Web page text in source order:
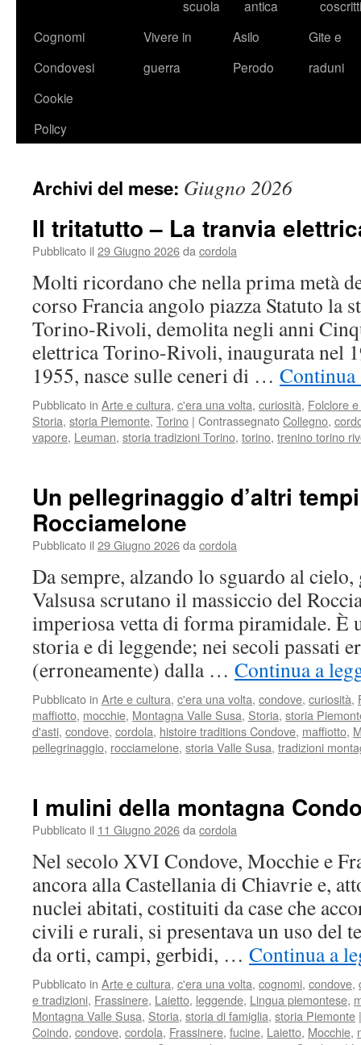
scuola
antica
coscritti
Cognomi
Condovesi
Vivere in
guerra
Asilo
Perodo
Gite e
raduni
Cookie
Policy
Archivi del mese: Giugno 2026
Il tritatutto – La tranvia
Pubblicato il 29 Giugno 2026da cordola
Molti ricordano che nella prima metà
corso Francia angolo piazza Statuto la
Torino-Rivoli, demolita negli anni
elettrica Torino-Rivoli, inaugurata nel
1955, nasce sulle ceneri di … Continua
Pubblicato in Arte e cultura, c'era una volta, curiosità, Folclore
Storia, storia Piemonte, Torino | ContrassegnatoCollegno,
vapore, Leuman, storia tradizioni Torino, torino, trenino torino
Un pellegrinaggio d’altri
Rocciamelone
Pubblicato il 29 Giugno 2026da cordola
Da sempre, alzando lo sguardo al
Valsusa scrutano il massiccio del
imperiosa vetta di forma piramidale. È
storia e di leggende; nei secoli passati
(erroneamente) dalla … Continua a
Pubblicato in Arte e cultura, c'era una volta, condove, curiosità,
maffiotto, mocchie, Montagna Valle Susa, Storia, storia
d'asti, condove, cordola, histoire traditions Condove, maffiotto,
pellegrinaggio, rocciamelone, storia Valle Susa, tradizioni
I mulini della montagna
Pubblicato il 11 Giugno 2026da cordola
Nel secolo XVI Condove, Mocchie e
ancora alla Castellania di Chiavrie e,
nuclei abitati, costituiti da case che
civili e rurali, si presentava un uso del
da orti, campi, gerbidi, … Continua a
Pubblicato in Arte e cultura, c'era una volta, cognomi, condove,
e tradizioni, Frassinere, Laietto, leggende, Lingua piemontese,
Montagna Valle Susa, Storia, storia di famiglia, storia Piemonte |
Coindo, condove, cordola, Frassinere, fucine, Laietto, Mocchie,